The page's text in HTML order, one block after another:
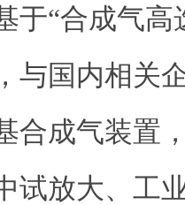
于“合成气
与国内相关
合成气装置
试放大、工